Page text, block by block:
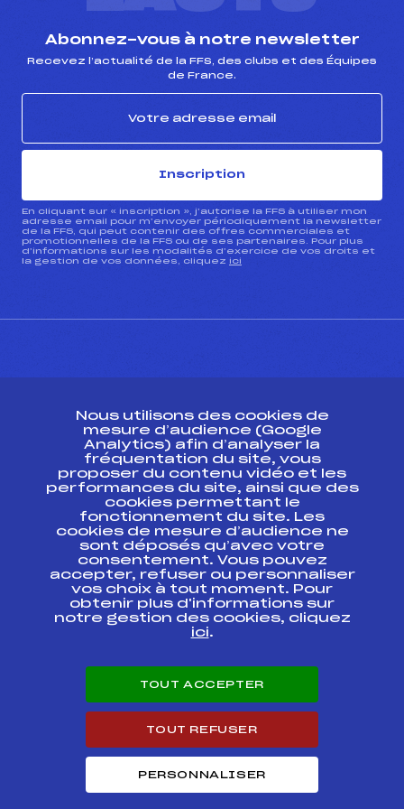
Abonnez-vous à notre newsletter
Recevez l’actualité de la FFS, des clubs et des Équipes
de France.
Inscription
En cliquant sur « inscription », j’autorise la FFS à utiliser mon
adresse email pour m’envoyer périodiquement la newsletter
de la FFS, qui peut contenir des offres commerciales et
promotionnelles de la FFS ou de ses partenaires. Pour plus
d’informations sur les modalités d’exercice de vos droits et
la gestion de vos données, cliquez ici
Ressources
Pass’Neige
Projet sportif fédéral
Projet de performance fédéral
Antidopage
Pôle Développement, Formation, Suivi
Scientifique
Listes ministérielles
Pôle vie de l’athlète
Enseignement professionnel
Carrières
Nous utilisons des cookies de
mesure d’audience (Google
Analytics) afin d’analyser la
fréquentation du site, vous
proposer du contenu vidéo et les
performances du site, ainsi que des
cookies permettant le
fonctionnement du site. Les
cookies de mesure d’audience ne
sont déposés qu’avec votre
consentement. Vous pouvez
accepter, refuser ou personnaliser
vos choix à tout moment. Pour
obtenir plus d'informations sur
notre gestion des cookies, cliquez
ici.
TOUT ACCEPTER
TOUT REFUSER
PERSONNALISER